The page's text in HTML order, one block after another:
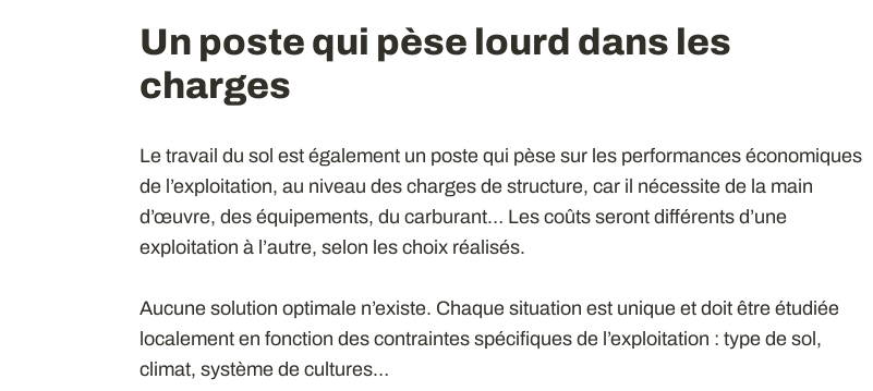
Un poste qui pèse lourd dans les
charges
Le travail du sol est également un poste qui pèse sur les performances économiques
de l’exploitation, au niveau des charges de structure, car il nécessite de la main
d’œuvre, des équipements, du carburant… Les coûts seront différents d’une
exploitation à l’autre, selon les choix réalisés.
Aucune solution optimale n’existe. Chaque situation est unique et doit être étudiée
localement en fonction des contraintes spécifiques de l’exploitation : type de sol,
climat, système de cultures…